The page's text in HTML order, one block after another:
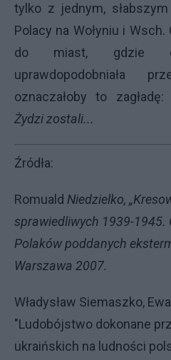
tylko z jednym,
Polacy na Wołyniu i
do miast, gdzie
uprawdopodobniała
oznaczałoby to
Żydzi zostali...
Źródła:
Romuald Niedzielko,
sprawiedliwych 1939-1945.
Polaków poddanych
Warszawa 2007.
Władysław Siemaszko,
"Ludobójstwo dokonane
ukraińskich na ludności